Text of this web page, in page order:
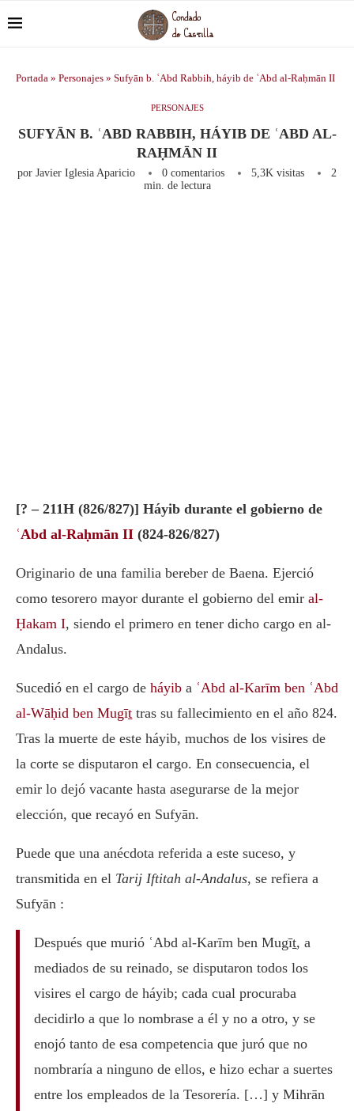
Portada » Personajes » Sufyān b. ʿAbd Rabbih, háyib de ʿAbd al-Raḥmān II
PERSONAJES
SUFYĀN B. ʿABD RABBIH, HÁYIB DE ʿABD AL-
RAḤMĀN II
por Javier Iglesia Aparicio 0 comentarios 5,3K visitas
2
min. de lectura
[? – 211H (826/827)] Háyib durante el gobierno de
ʿAbd al-Raḥmān II (824-826/827)
Originario de una familia bereber de Baena. Ejerció
como tesorero mayor durante el gobierno del emir al-
Ḥakam I, siendo el primero en tener dicho cargo en al-
Andalus.
Sucedió en el cargo de háyib a ʿAbd al-Karīm ben ʿAbd
al-Wāḥid ben Mugīṯ tras su fallecimiento en el año 824.
Tras la muerte de este háyib, muchos de los visires de
la corte se disputaron el cargo. En consecuencia, el
emir lo dejó vacante hasta asegurarse de la mejor
elección, que recayó en Sufyān.
Puede que una anécdota referida a este suceso, y
transmitida en el Tarij Iftitah al-Andalus, se refiera a
Sufyān :
Después que murió ʿAbd al-Karīm ben Mugīṯ, a
mediados de su reinado, se disputaron todos los
visires el cargo de háyib; cada cual procuraba
decidirlo a que lo nombrase a él y no a otro, y se
enojó tanto de esa competencia que juró que no
nombraría a ninguno de ellos, e hizo echar a suertes
entre los empleados de la Tesorería. […] y Mihrān